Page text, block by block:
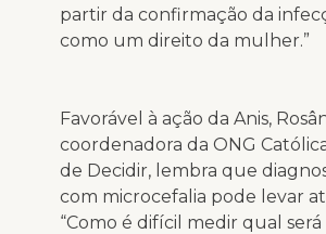
partir da confirmação da
como um direito da mulher.”
Favorável à ação da Anis,
coordenadora da ONG
de Decidir, lembra que
com microcefalia pode levar
“Como é difícil medir qual